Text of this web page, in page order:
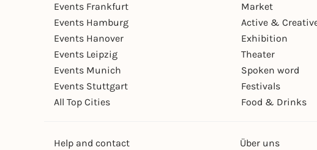
Events Frankfurt
Events Hamburg
Events Hanover
Events Leipzig
Events Munich
Events Stuttgart
All Top Cities
Market
Active &
Exhibition
Theater
Spoken word
Festivals
Food & Drinks
Help and contact
Über uns